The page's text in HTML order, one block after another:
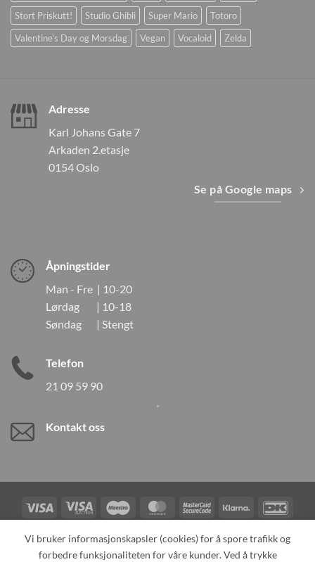
Stort Priskutt!
Studio Ghibli Super Mario
Totoro
Valentine's Day og Morsdag
Vegan Vocaloid Zelda
Adresse
Karl Johans Gate 7
Arkaden 2.etasje
0154 Oslo
Se på Google maps
Åpningstider
Man - Fre | 10-20
Lørdag | 10-18
Søndag | Stengt
Telefon
21 09 59 90
Kontakt oss
Visa
Visa
Electron
Maestro MasterCardMasterCard
2
Klarna
Card
TILBAKEKALLINGER KONTAKT OSS OM OSS
Vi bruker informasjonskapsler (cookies) for å spore trafikk og
forbedre funksjonaliteten for våre kunder. Ved å trykke